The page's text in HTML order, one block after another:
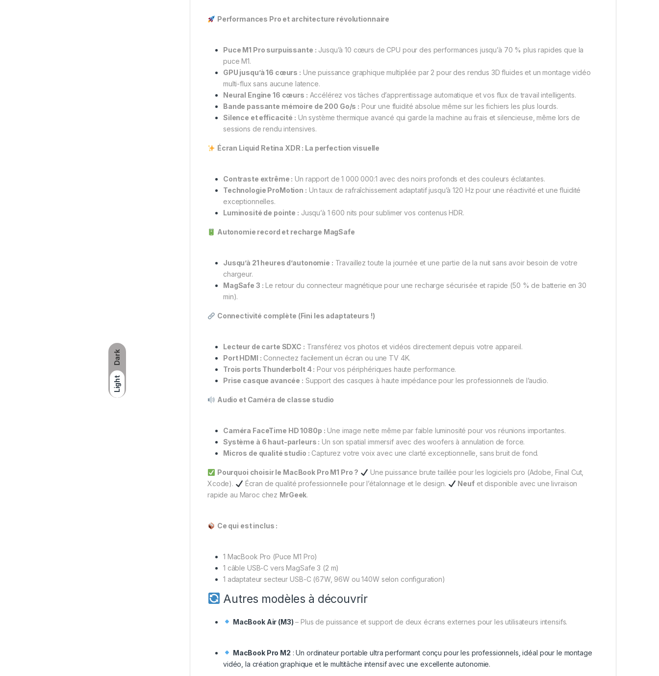
Dark
Light
Performances Pro et architecture révolutionnaire
Puce M1 Pro surpuissante : Jusqu’à 10 cœurs de CPU pour des performances jusqu’à 70 % plus rapides que la
puce M1.
GPU jusqu’à 16 cœurs : Une puissance graphique multipliée par 2 pour des rendus 3D fluides et un montage vidéo
multi-flux sans aucune latence.
Neural Engine 16 cœurs : Accélérez vos tâches d’apprentissage automatique et vos flux de travail intelligents.
Bande passante mémoire de 200 Go/s : Pour une fluidité absolue même sur les fichiers les plus lourds.
Silence et efficacité : Un système thermique avancé qui garde la machine au frais et silencieuse, même lors de
sessions de rendu intensives.
Écran Liquid Retina XDR : La perfection visuelle
Contraste extrême : Un rapport de 1 000 000:1 avec des noirs profonds et des couleurs éclatantes.
Technologie ProMotion : Un taux de rafraîchissement adaptatif jusqu’à 120 Hz pour une réactivité et une fluidité
exceptionnelles.
Luminosité de pointe : Jusqu’à 1 600 nits pour sublimer vos contenus HDR.
Autonomie record et recharge MagSafe
Jusqu’à 21 heures d’autonomie : Travaillez toute la journée et une partie de la nuit sans avoir besoin de votre
chargeur.
MagSafe 3 : Le retour du connecteur magnétique pour une recharge sécurisée et rapide (50 % de batterie en 30
min).
Connectivité complète (Fini les adaptateurs !)
Lecteur de carte SDXC : Transférez vos photos et vidéos directement depuis votre appareil.
Port HDMI : Connectez facilement un écran ou une TV 4K.
Trois ports Thunderbolt 4 : Pour vos périphériques haute performance.
Prise casque avancée : Support des casques à haute impédance pour les professionnels de l’audio.
Audio et Caméra de classe studio
Caméra FaceTime HD 1080p : Une image nette même par faible luminosité pour vos réunions importantes.
Système à 6 haut-parleurs : Un son spatial immersif avec des woofers à annulation de force.
Micros de qualité studio : Capturez votre voix avec une clarté exceptionnelle, sans bruit de fond.
Pourquoi choisir le MacBook Pro M1 Pro ?
Une puissance brute taillée pour les logiciels pro (Adobe, Final Cut,
Xcode).
Écran de qualité professionnelle pour l’étalonnage et le design. Neufet disponible avec une livraison
rapide au Maroc chez MrGeek.
Ce qui est inclus :
1 MacBook Pro (Puce M1 Pro)
1 câble USB-C vers MagSafe 3 (2 m)
1 adaptateur secteur USB-C (67W, 96W ou 140W selon configuration)
Autres modèles à découvrir
MacBook Air (M3) – Plus de puissance et support de deux écrans externes pour les utilisateurs intensifs.
MacBook Pro M2 : Un ordinateur portable ultra performant conçu pour les professionnels, idéal pour le montage
vidéo, la création graphique et le multitâche intensif avec une excellente autonomie.